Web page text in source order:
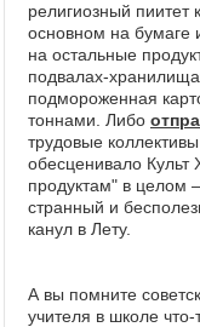
религиозный пиитет
основном на бумаге
на остальные
подвалах-
подмороженная
тоннами. Либо
трудовые
обесценивало Культ
продуктам" в целом
странный и
канул в Лету.
А вы помните
учителя в школе